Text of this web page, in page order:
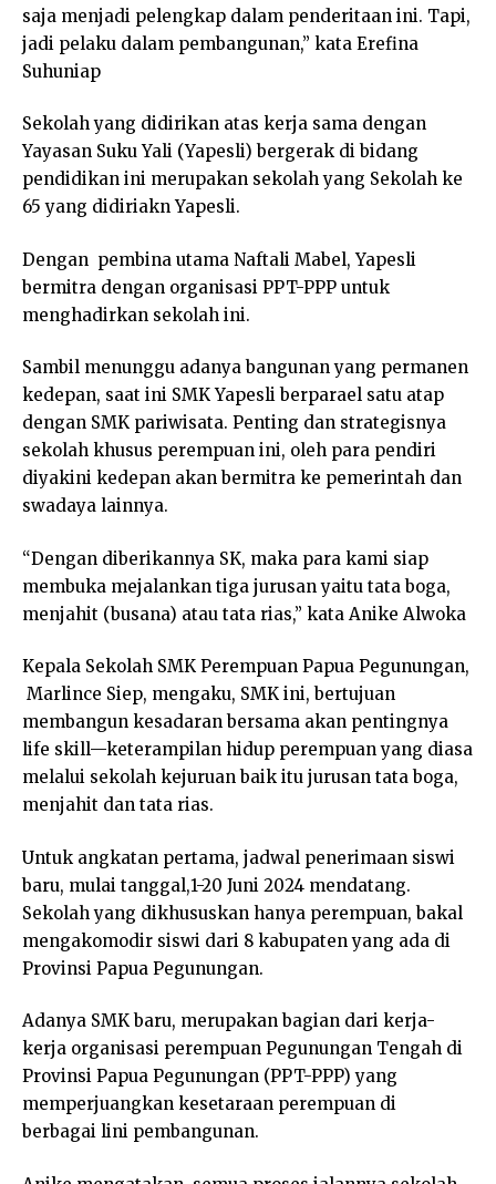
saja menjadi pelengkap dalam penderitaan ini. Tapi,
jadi pelaku dalam pembangunan,” kata Erefina
Suhuniap
Sekolah yang didirikan atas kerja sama dengan
Yayasan Suku Yali (Yapesli) bergerak di bidang
pendidikan ini merupakan sekolah yang Sekolah ke
65 yang didiriakn Yapesli.
Dengan pembina utama Naftali Mabel, Yapesli
bermitra dengan organisasi PPT-PPP untuk
menghadirkan sekolah ini.
Sambil menunggu adanya bangunan yang permanen
kedepan, saat ini SMK Yapesli berparael satu atap
dengan SMK pariwisata. Penting dan strategisnya
sekolah khusus perempuan ini, oleh para pendiri
diyakini kedepan akan bermitra ke pemerintah dan
swadaya lainnya.
“Dengan diberikannya SK, maka para kami siap
membuka mejalankan tiga jurusan yaitu tata boga,
menjahit (busana) atau tata rias,” kata Anike Alwoka
Kepala Sekolah SMK Perempuan Papua Pegunungan,
Marlince Siep, mengaku, SMK ini, bertujuan
membangun kesadaran bersama akan pentingnya
life skill—keterampilan hidup perempuan yang diasa
melalui sekolah kejuruan baik itu jurusan tata boga,
menjahit dan tata rias.
Untuk angkatan pertama, jadwal penerimaan siswi
baru, mulai tanggal,1-20 Juni 2024 mendatang.
Sekolah yang dikhususkan hanya perempuan, bakal
mengakomodir siswi dari 8 kabupaten yang ada di
Provinsi Papua Pegunungan.
Adanya SMK baru, merupakan bagian dari kerja-
kerja organisasi perempuan Pegunungan Tengah di
Provinsi Papua Pegunungan (PPT-PPP) yang
memperjuangkan kesetaraan perempuan di
berbagai lini pembangunan.